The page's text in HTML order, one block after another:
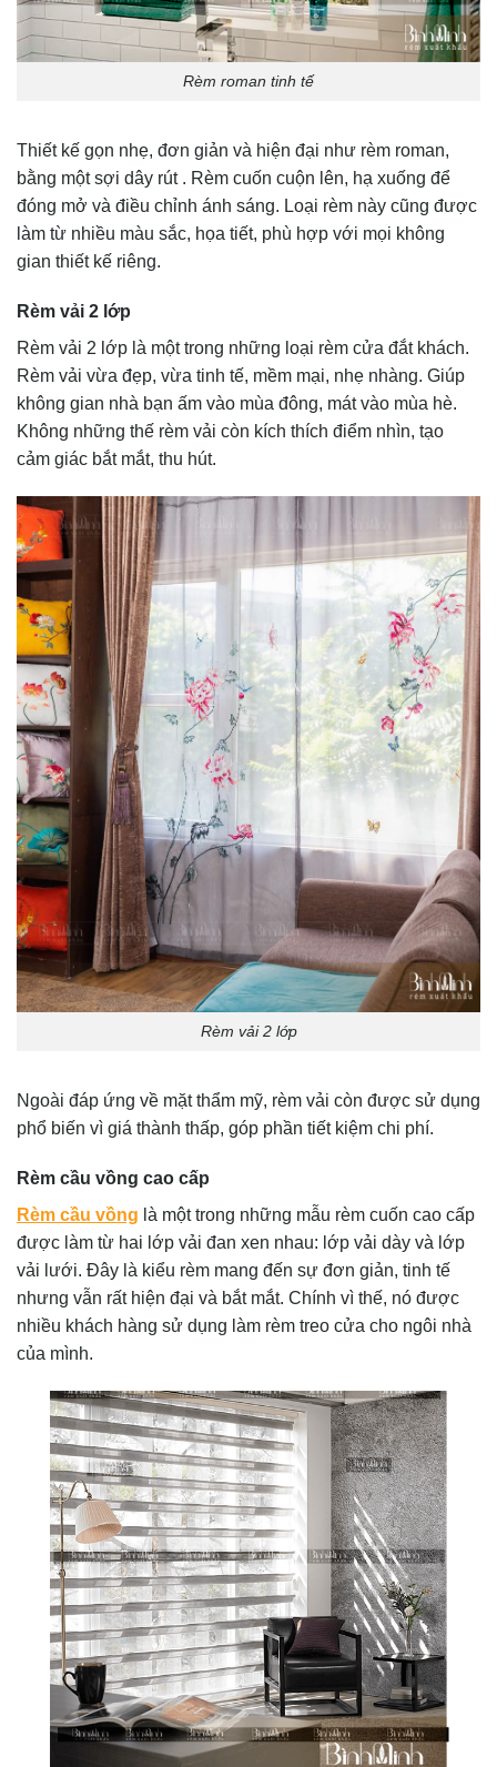
Rèm roman tinh tế
Thiết kế gọn nhẹ, đơn giản và hiện đại như rèm roman,
bằng một sợi dây rút . Rèm cuốn cuộn lên, hạ xuống để
đóng mở và điều chỉnh ánh sáng. Loại rèm này cũng được
làm từ nhiều màu sắc, họa tiết, phù hợp với mọi không
gian thiết kế riêng.
Rèm vải 2 lớp
Rèm vải 2 lớp là một trong những loại rèm cửa đắt khách.
Rèm vải vừa đẹp, vừa tinh tế, mềm mại, nhẹ nhàng. Giúp
không gian nhà bạn ấm vào mùa đông, mát vào mùa hè.
Không những thế rèm vải còn kích thích điểm nhìn, tạo
cảm giác bắt mắt, thu hút.
Rèm vải 2 lớp
Ngoài đáp ứng về mặt thẩm mỹ, rèm vải còn được sử dụng
phổ biến vì giá thành thấp, góp phần tiết kiệm chi phí.
Rèm cầu vồng cao cấp
Rèm cầu vồng là một trong những mẫu rèm cuốn cao cấp
được làm từ hai lớp vải đan xen nhau: lớp vải dày và lớp
vải lưới. Đây là kiểu rèm mang đến sự đơn giản, tinh tế
nhưng vẫn rất hiện đại và bắt mắt. Chính vì thế, nó được
nhiều khách hàng sử dụng làm rèm treo cửa cho ngôi nhà
của mình.